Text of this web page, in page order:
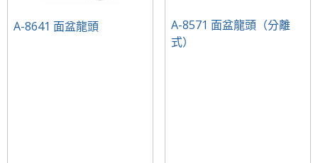
A-8641 面盆龍頭
A-8571 面盆龍頭（分離
式）